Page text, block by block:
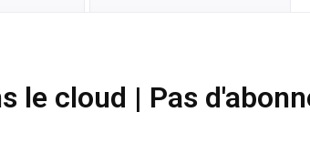
le cloud | Pas